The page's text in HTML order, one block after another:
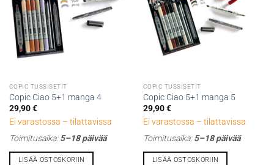
COPIC TUSSISETIT
Copic Ciao 5+1 manga 4
29,90€
Ei varastossa – tilattavissa
Toimitusaika:5–18 päivää
LISÄÄ OSTOSKORIIN
COPIC TUSSISETIT
Copic Ciao 5+1 manga 5
29,90€
Ei varastossa – tilattavissa
Toimitusaika:5–18 päivää
LISÄÄ OSTOSKORIIN